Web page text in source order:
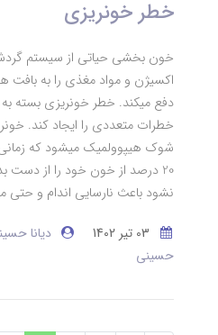
خطر خونریزی
خون بخشی حیاتی از سیستم
اکسیژن و مواد مغذی را به بافت
دفع میکند. خطر خونریزی بسته
خطرات متعددی را ایجاد کند.
شوک هیپوولمیک میشود که
20 درصد از خون خود را از دست
نشود باعث نارسایی اندام و
دیانا
حسینی